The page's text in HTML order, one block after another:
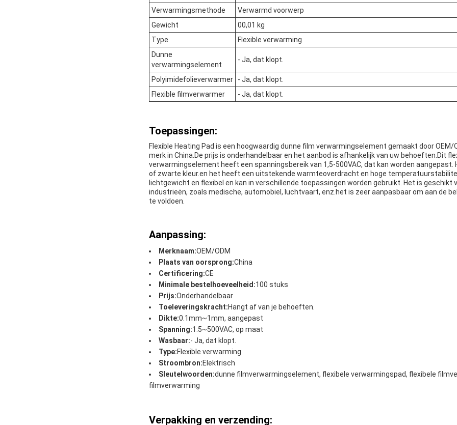
Verwarmingsmethode
Verwarmd voorwerp
Gewicht
00,01 kg
Type
Flexible verwarming
Dunne
verwarmingselement
- Ja, dat klopt.
Polyimidefolieverwarmer
- Ja, dat klopt.
Flexible filmverwarmer
- Ja, dat klopt.
Toepassingen:
Flexible Heating Pad is een hoogwaardig dunne film verwarmingselement gemaakt door OEM/
merk in China.De prijs is onderhandelbaar en het aanbod is afhankelijk van uw behoeften.Dit
verwarmingselement heeft een spanningsbereik van 1,5-500VAC, dat kan worden aangepast.
of zwarte kleur.en het heeft een uitstekende warmteoverdracht en hoge
lichtgewicht en flexibel en kan in verschillende toepassingen worden gebruikt. Het is geschikt
industrieën, zoals medische, automobiel, luchtvaart, enz.het is zeer aanpasbaar om aan de
te voldoen.
Aanpassing:
Merknaam:OEM/ODM
Plaats van oorsprong:China
Certificering:CE
Minimale bestelhoeveelheid:100 stuks
Prijs:Onderhandelbaar
Toeleveringskracht:Hangt af van je behoeften.
Dikte:0.1mm~1mm, aangepast
Spanning:1.5~500VAC, op maat
Wasbaar:- Ja, dat klopt.
Type:Flexible verwarming
Stroombron:Elektrisch
Sleutelwoorden:dunne filmverwarmingselement, flexibele verwarmingspad, flexibele
filmverwarming
Verpakking en verzending: